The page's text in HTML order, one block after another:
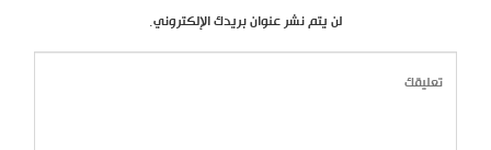
لن يتم نشر عنوان بريدك الإلكتروني.